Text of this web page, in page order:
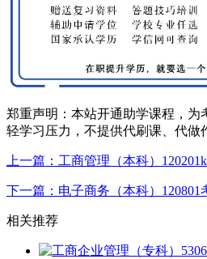
郑重声明：本站开通助学课程，为
轻学习压力，不提供代刷课、代做
上一篇：工商管理（本科）
下一篇：电子商务（本科）120801
相关推荐